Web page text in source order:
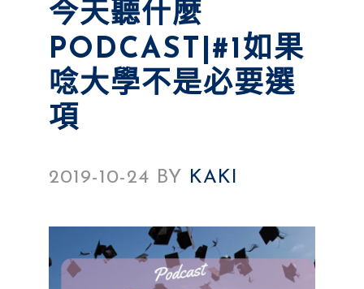
今天聽什麼
PODCAST|#1如果
唸大學不是必要選
項
2019-10-24 BY KAKI